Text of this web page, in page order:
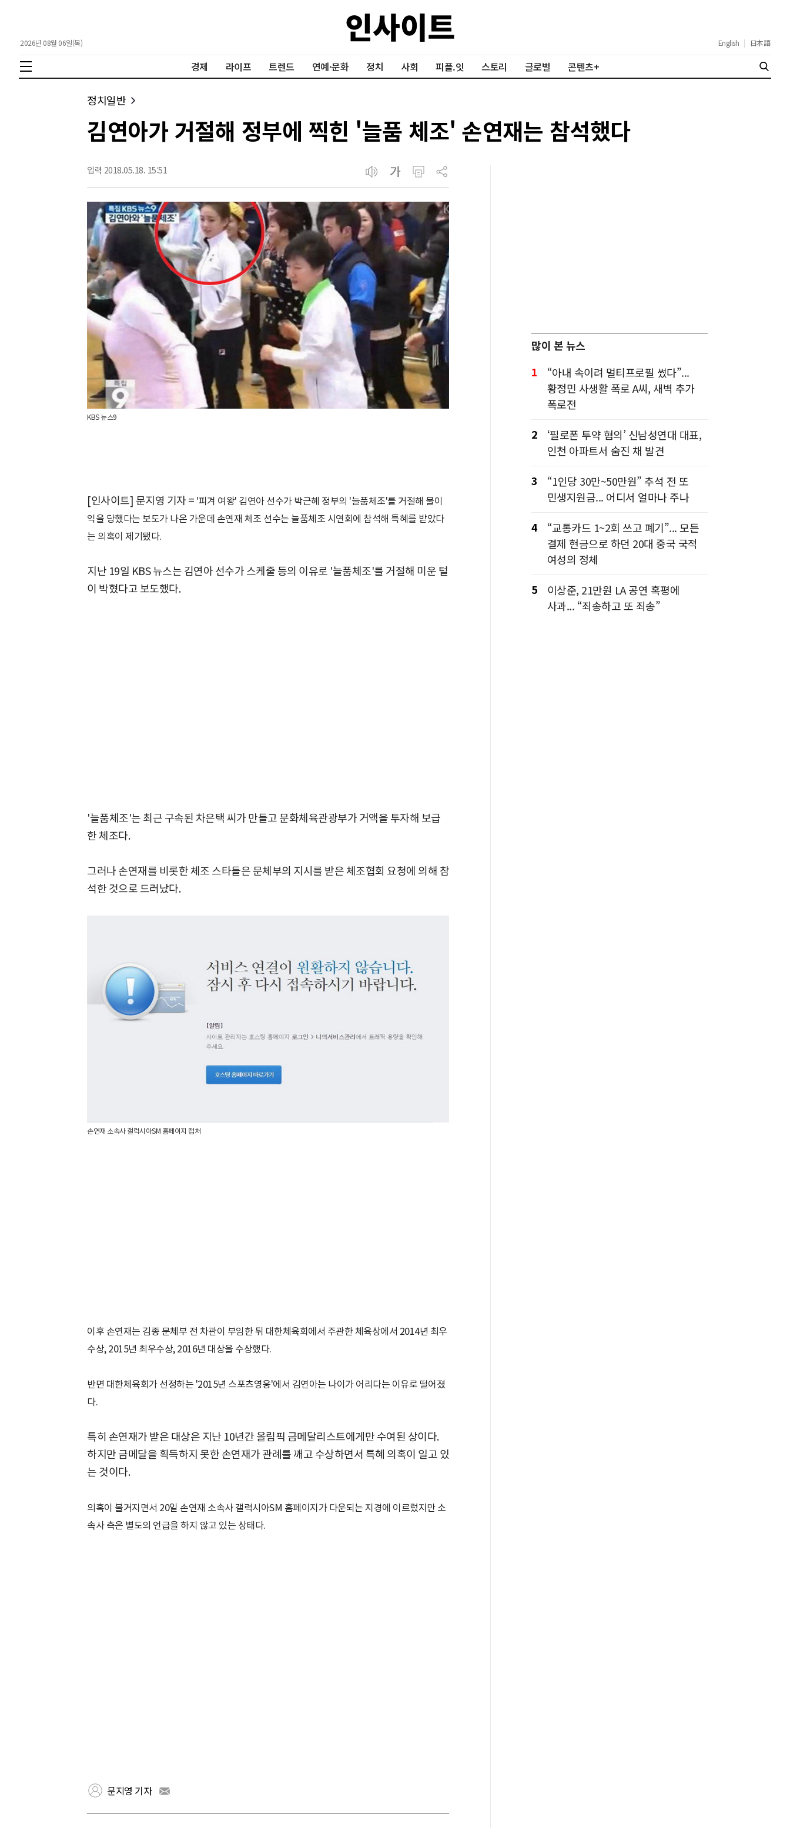
2026년 08월 06일(목) English | 日本語
경제 라이프 트렌드 연예·문화 정치 사회 피플.잇 스토리 글로벌 콘텐츠+
정치일반
김연아가 거절해 정부에 찍힌 '늘품 체조' 손연재는 참석했다
입력 2018.05.18. 15:51
KBS 뉴스9
[인사이트] 문지영 기자 = '피겨 여왕' 김연아 선수가 박근혜 정부의 '늘품체조'를 거절해 불이
익을 당했다는 보도가 나온 가운데 손연재 체조 선수는 늘품체조 시연회에 참석해 특혜를 받았다
는 의혹이 제기됐다.
지난 19일 KBS 뉴스는 김연아 선수가 스케줄 등의 이유로 '늘품체조'를 거절해 미운 털
이 박혔다고 보도했다.
'늘품체조'는 최근 구속된 차은택 씨가 만들고 문화체육관광부가 거액을 투자해 보급
한 체조다.
그러나 손연재를 비롯한 체조 스타들은 문체부의 지시를 받은 체조협회 요청에 의해 참
석한 것으로 드러났다.
손연재 소속사 갤럭시아SM 홈페이지 캡처
이후 손연재는 김종 문체부 전 차관이 부임한 뒤 대한체육회에서 주관한 체육상에서 2014년 최우
수상, 2015년 최우수상, 2016년 대상을 수상했다.
반면 대한체육회가 선정하는 '2015년 스포츠영웅'에서 김연아는 나이가 어리다는 이유로 떨어졌
다.
특히 손연재가 받은 대상은 지난 10년간 올림픽 금메달리스트에게만 수여된 상이다.
하지만 금메달을 획득하지 못한 손연재가 관례를 깨고 수상하면서 특혜 의혹이 일고 있
는 것이다.
의혹이 불거지면서 20일 손연재 소속사 갤럭시아SM 홈페이지가 다운되는 지경에 이르렀지만 소
속사 측은 별도의 언급을 하지 않고 있는 상태다.
문지영 기자
많이 본 뉴스
1
“아내 속이려 멀티프로필 썼다”...
황정민 사생활 폭로 A씨, 새벽 추가
폭로전
2
‘필로폰 투약 혐의’ 신남성연대 대표,
인천 아파트서 숨진 채 발견
3
“1인당 30만~50만원” 추석 전 또
민생지원금... 어디서 얼마나 주나
4
“교통카드 1~2회 쓰고 폐기”... 모든
결제 현금으로 하던 20대 중국 국적
여성의 정체
5
이상준, 21만원 LA 공연 혹평에
사과... “죄송하고 또 죄송”